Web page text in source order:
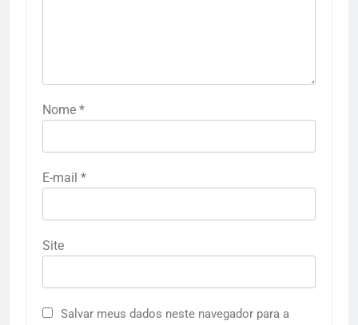
Nome *
E-mail *
Site
Salvar meus dados neste navegador para a